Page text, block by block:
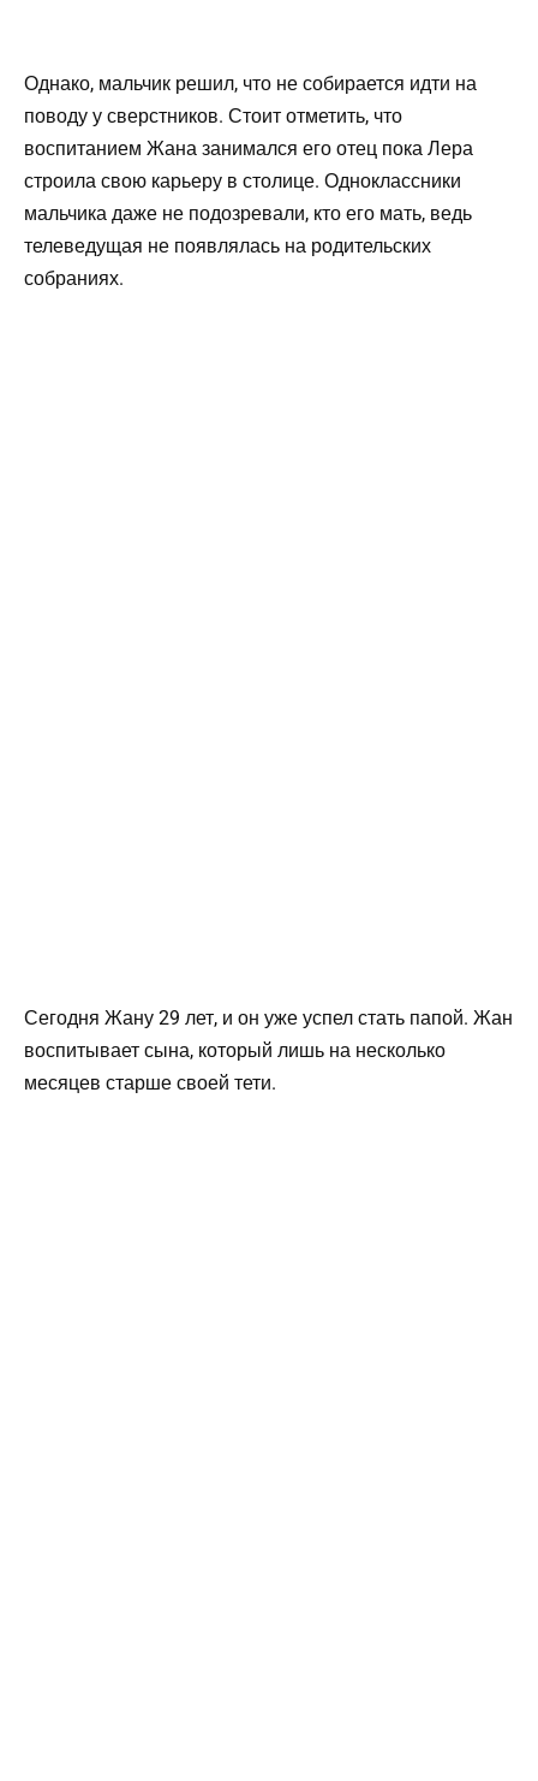
Однако, мальчик решил, что не собирается идти на
поводу у сверстников. Стоит отметить, что
воспитанием Жана занимался его отец пока Лера
строила свою карьеру в столице. Одноклассники
мальчика даже не подозревали, кто его мать, ведь
телеведущая не появлялась на родительских
собраниях.
Сегодня Жану 29 лет, и он уже успел стать папой. Жан
воспитывает сына, который лишь на несколько
месяцев старше своей тети.